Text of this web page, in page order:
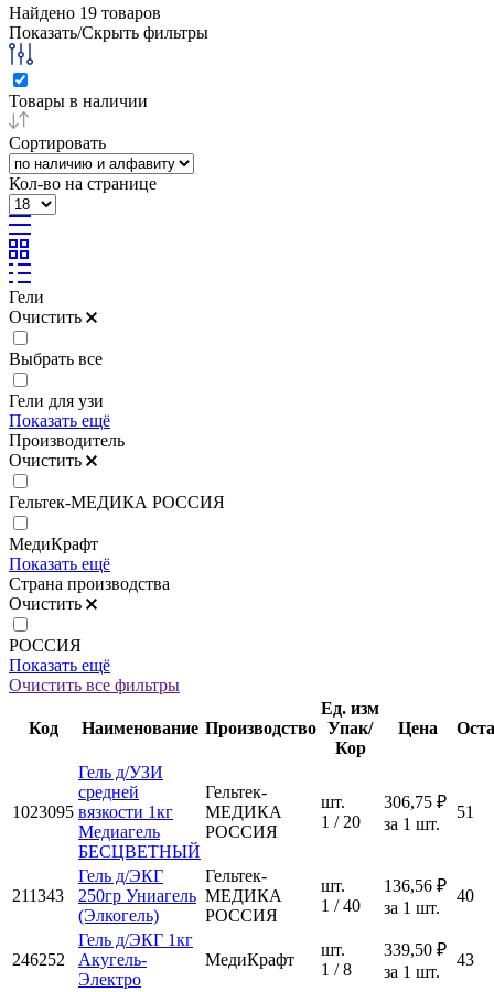
Найдено 19 товаров
Показать/Скрыть фильтры
Товары в наличии
Сортировать
Кол-во на странице
Гели
Очистить
Выбрать все
Гели для узи
Показать ещё
Производитель
Очистить
Гельтек-МЕДИКА РОССИЯ
МедиКрафт
Показать ещё
Страна производства
Очистить
РОССИЯ
Показать ещё
Очистить все фильтры
Код Наименование Производство
Ед. изм
Упак/
Кор
Цена
1023095
Гель д/УЗИ
средней
вязкости 1кг
Медиагель
БЕСЦВЕТНЫЙ
Гельтек-
МЕДИКА
РОССИЯ
шт.
1 / 20
306,75 ₽
за 1 шт.
51
211343
Гель д/ЭКГ
250гр Униагель
(Элкогель)
Гельтек-
МЕДИКА
РОССИЯ
шт.
1 / 40
136,56 ₽
за 1 шт.
40
246252
Гель д/ЭКГ 1кг
Акугель-
Электро
МедиКрафт
шт.
1 / 8
339,50 ₽
за 1 шт.
43